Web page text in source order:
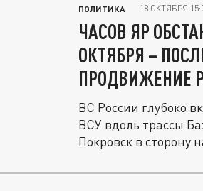
ПОЛИТИКА 18 ОКТЯБРЯ
ЧАСОВ ЯР
ОКТЯБРЯ –
ПРОДВИЖЕНИЕ
ВС России глубоко
ВСУ вдоль трассы
Покровск в сторону